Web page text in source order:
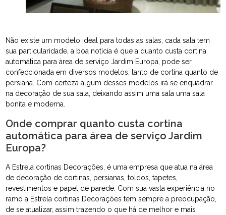
Não existe um modelo ideal para todas as salas, cada sala tem
sua particularidade, a boa notícia é que a quanto custa cortina
automática para área de serviço Jardim Europa, pode ser
confeccionada em diversos modelos, tanto de cortina quanto de
persiana. Com certeza algum desses modelos irá se enquadrar
na decoração de sua sala, deixando assim uma sala uma sala
bonita e moderna.
Onde comprar quanto custa cortina
automática para área de serviço Jardim
Europa?
A Estrela cortinas Decorações, é uma empresa que atua na área
de decoração de cortinas, persianas, toldos, tapetes,
revestimentos e papel de parede. Com sua vasta experiência no
ramo a Estrela cortinas Decorações tem sempre a preocupação,
de se atualizar, assim trazendo o que há de melhor e mais